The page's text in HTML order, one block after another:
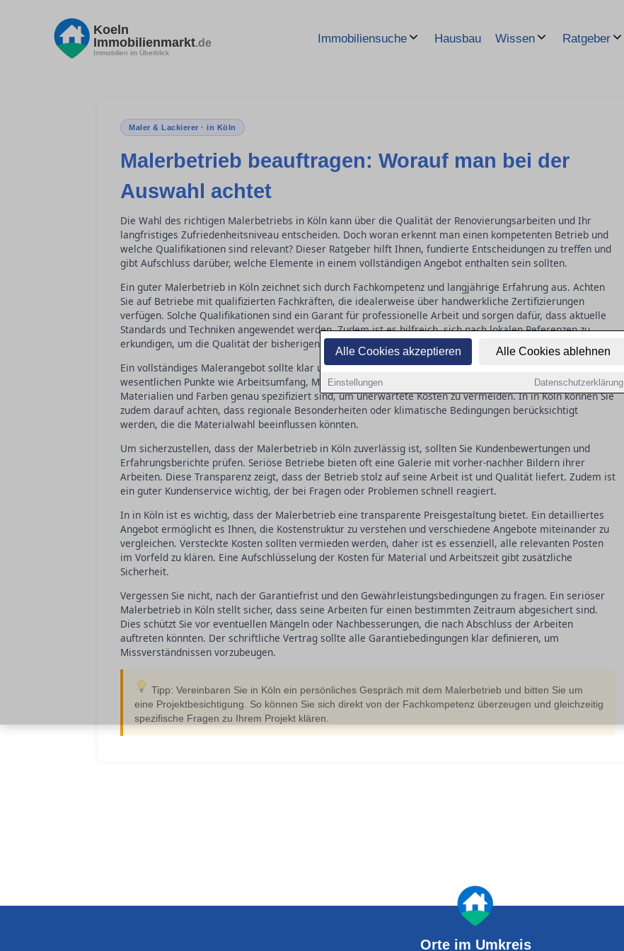
Alle Cookies akzeptieren Alle Cookies ablehnen
Einstellungen Datenschutzerklärung
Koeln
Immobilienmarkt.de
Immobilien im Überblick
Immobiliensuche Hausbau Wissen Ratgeber
Maler & Lackierer · in Köln
Malerbetrieb beauftragen: Worauf man bei der
Auswahl achtet
Die Wahl des richtigen Malerbetriebs in Köln kann über die Qualität der Renovierungsarbeiten und Ihr
langfristiges Zufriedenheitsniveau entscheiden. Doch woran erkennt man einen kompetenten Betrieb und
welche Qualifikationen sind relevant? Dieser Ratgeber hilft Ihnen, fundierte Entscheidungen zu treffen und
gibt Aufschluss darüber, welche Elemente in einem vollständigen Angebot enthalten sein sollten.
Ein guter Malerbetrieb in Köln zeichnet sich durch Fachkompetenz und langjährige Erfahrung aus. Achten
Sie auf Betriebe mit qualifizierten Fachkräften, die idealerweise über handwerkliche Zertifizierungen
verfügen. Solche Qualifikationen sind ein Garant für professionelle Arbeit und sorgen dafür, dass aktuelle
Standards und Techniken angewendet werden. Zudem ist es hilfreich, sich nach lokalen Referenzen zu
erkundigen, um die Qualität der bisherigen Arbeiten einzuschätzen.
Ein vollständiges Malerangebot sollte klar und detailliert ausgearbeitet sein. Es umfasst in der Regel alle
wesentlichen Punkte wie Arbeitsumfang, Materialien, Zeitplan und Kosten. Achten Sie darauf, dass
Materialien und Farben genau spezifiziert sind, um unerwartete Kosten zu vermeiden. In in Köln können Sie
zudem darauf achten, dass regionale Besonderheiten oder klimatische Bedingungen berücksichtigt
werden, die die Materialwahl beeinflussen könnten.
Um sicherzustellen, dass der Malerbetrieb in Köln zuverlässig ist, sollten Sie Kundenbewertungen und
Erfahrungsberichte prüfen. Seriöse Betriebe bieten oft eine Galerie mit vorher-nachher Bildern ihrer
Arbeiten. Diese Transparenz zeigt, dass der Betrieb stolz auf seine Arbeit ist und Qualität liefert. Zudem ist
ein guter Kundenservice wichtig, der bei Fragen oder Problemen schnell reagiert.
In in Köln ist es wichtig, dass der Malerbetrieb eine transparente Preisgestaltung bietet. Ein detailliertes
Angebot ermöglicht es Ihnen, die Kostenstruktur zu verstehen und verschiedene Angebote miteinander zu
vergleichen. Versteckte Kosten sollten vermieden werden, daher ist es essenziell, alle relevanten Posten
im Vorfeld zu klären. Eine Aufschlüsselung der Kosten für Material und Arbeitszeit gibt zusätzliche
Sicherheit.
Vergessen Sie nicht, nach der Garantiefrist und den Gewährleistungsbedingungen zu fragen. Ein seriöser
Malerbetrieb in Köln stellt sicher, dass seine Arbeiten für einen bestimmten Zeitraum abgesichert sind.
Dies schützt Sie vor eventuellen Mängeln oder Nachbesserungen, die nach Abschluss der Arbeiten
auftreten könnten. Der schriftliche Vertrag sollte alle Garantiebedingungen klar definieren, um
Missverständnissen vorzubeugen.
Tipp: Vereinbaren Sie in Köln ein persönliches Gespräch mit dem Malerbetrieb und bitten Sie um
eine Projektbesichtigung. So können Sie sich direkt von der Fachkompetenz überzeugen und gleichzeitig
spezifische Fragen zu Ihrem Projekt klären.
Orte im Umkreis